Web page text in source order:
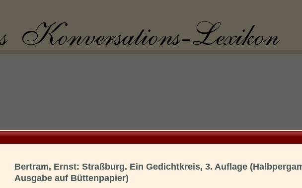
Bertram, Ernst: Straßburg. Ein Gedichtkreis, 3. Auflage
Ausgabe auf Büttenpapier)